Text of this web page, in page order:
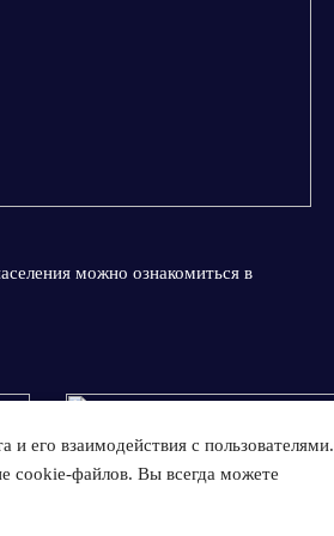
можно ознакомиться в
его взаимодействия с пользователями.
cookie-файлов. Вы всегда можете